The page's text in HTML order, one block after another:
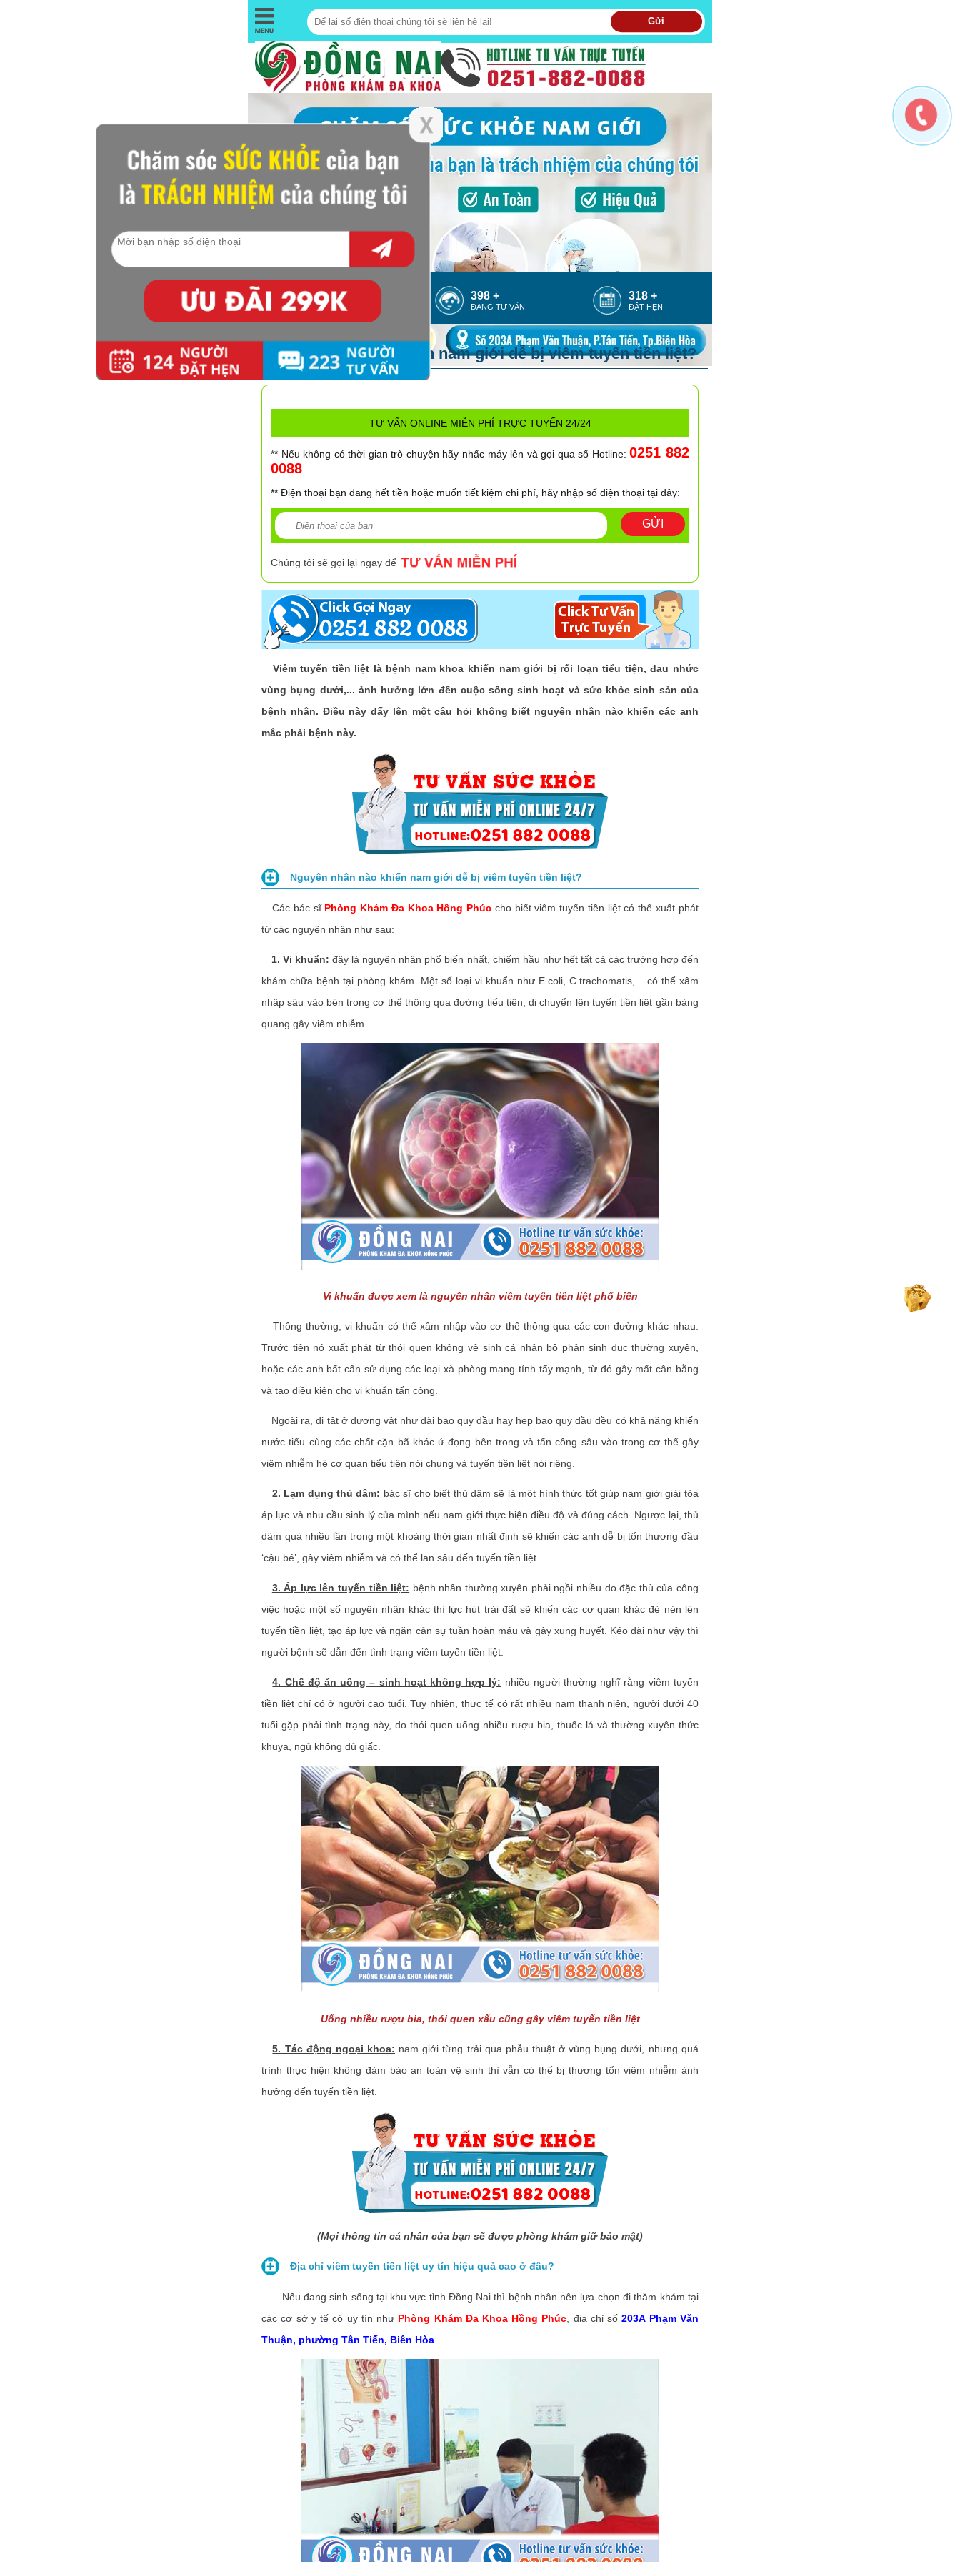
Gửi
388 +
ĐANG ONLINE
448 +
ĐANG TƯ VẤN
368 +
ĐẶT HẸN
Nguyên nhân nào khiến nam giới dễ bị viêm tuyến tiền liệt?
TƯ VẤN ONLINE MIỄN PHÍ TRỰC TUYẾN 24/24
** Nếu không có thời gian trò chuyện hãy nhấc máy lên và gọi qua số Hotline:0251 882
0088
** Điện thoại bạn đang hết tiền hoặc muốn tiết kiệm chi phí, hãy nhập số điện thoại tại đây:
GỬI
Chúng tôi sẽ gọi lại ngay để
Viêm tuyến tiền liệt là bệnh nam khoa khiến nam giới bị rối loạn tiểu tiện, đau nhức
vùng bụng dưới,... ảnh hưởng lớn đến cuộc sống sinh hoạt và sức khỏe sinh sản của
bệnh nhân. Điều này dấy lên một câu hỏi không biết nguyên nhân nào khiến các anh
mắc phải bệnh này.
Nguyên nhân nào khiến nam giới dễ bị viêm tuyến tiền liệt?
Các bác sĩ Phòng Khám Đa Khoa Hồng Phúc cho biết viêm tuyến tiền liệt có thể xuất phát
từ các nguyên nhân như sau:
1. Vi khuẩn: đây là nguyên nhân phổ biến nhất, chiếm hầu như hết tất cả các trường hợp đến
khám chữa bệnh tại phòng khám. Một số loại vi khuẩn như E.coli, C.trachomatis,... có thể xâm
nhập sâu vào bên trong cơ thể thông qua đường tiểu tiện, di chuyển lên tuyến tiền liệt gần bàng
quang gây viêm nhiễm.
Vi khuẩn được xem là nguyên nhân viêm tuyến tiền liệt phổ biến
Thông thường, vi khuẩn có thể xâm nhập vào cơ thể thông qua các con đường khác nhau.
Trước tiên nó xuất phát từ thói quen không vệ sinh cá nhân bộ phận sinh dục thường xuyên,
hoặc các anh bất cẩn sử dụng các loại xà phòng mang tính tẩy mạnh, từ đó gây mất cân bằng
và tạo điều kiện cho vi khuẩn tấn công.
Ngoài ra, dị tật ở dương vật như dài bao quy đầu hay hẹp bao quy đầu đều có khả năng khiến
nước tiểu cùng các chất cặn bã khác ứ đọng bên trong và tấn công sâu vào trong cơ thể gây
viêm nhiễm hệ cơ quan tiểu tiện nói chung và tuyến tiền liệt nói riêng.
2. Lạm dụng thủ dâm: bác sĩ cho biết thủ dâm sẽ là một hình thức tốt giúp nam giới giải tỏa
áp lực và nhu cầu sinh lý của mình nếu nam giới thực hiện điều độ và đúng cách. Ngược lại, thủ
dâm quá nhiều lần trong một khoảng thời gian nhất định sẽ khiến các anh dễ bị tổn thương đầu
‘cậu bé’, gây viêm nhiễm và có thể lan sâu đến tuyến tiền liệt.
3. Áp lực lên tuyến tiền liệt: bệnh nhân thường xuyên phải ngồi nhiều do đặc thù của công
việc hoặc một số nguyên nhân khác thì lực hút trái đất sẽ khiến các cơ quan khác đè nén lên
tuyến tiền liệt, tạo áp lực và ngăn cản sự tuần hoàn máu và gây xung huyết. Kéo dài như vậy thì
người bệnh sẽ dẫn đến tình trạng viêm tuyến tiền liệt.
4. Chế độ ăn uống – sinh hoạt không hợp lý: nhiều người thường nghĩ rằng viêm tuyến
tiền liệt chỉ có ở người cao tuổi. Tuy nhiên, thực tế có rất nhiều nam thanh niên, người dưới 40
tuổi gặp phải tình trạng này, do thói quen uống nhiều rượu bia, thuốc lá và thường xuyên thức
khuya, ngủ không đủ giấc.
Uống nhiều rượu bia, thói quen xấu cũng gây viêm tuyến tiền liệt
5. Tác động ngoại khoa: nam giới từng trải qua phẫu thuật ở vùng bụng dưới, nhưng quá
trình thực hiện không đảm bảo an toàn vệ sinh thì vẫn có thể bị thương tổn viêm nhiễm ảnh
hưởng đến tuyến tiền liệt.
(Mọi thông tin cá nhân của bạn sẽ được phòng khám giữ bảo mật)
Địa chỉ viêm tuyến tiền liệt uy tín hiệu quả cao ở đâu?
Nếu đang sinh sống tại khu vực tỉnh Đồng Nai thì bệnh nhân nên lựa chọn đi thăm khám tại
các cơ sở y tế có uy tín như Phòng Khám Đa Khoa Hồng Phúc , địa chỉ số 203A Phạm Văn
Thuận, phường Tân Tiến, Biên Hòa